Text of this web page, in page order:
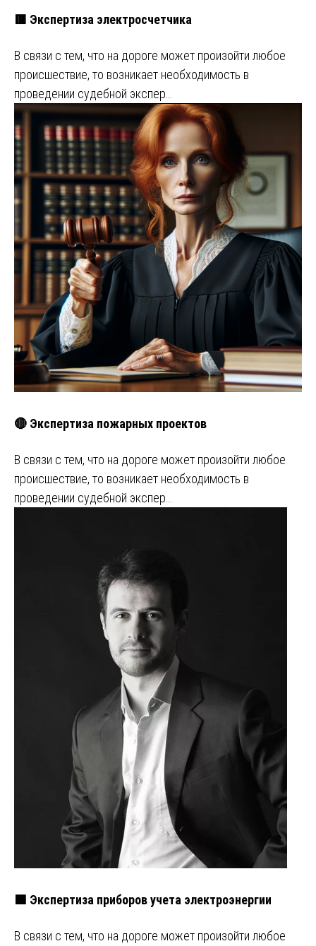
🟥 Экспертиза электросчетчика
В связи с тем, что на дороге может произойти любое
происшествие, то возникает необходимость в
проведении судебной экспер…
🔴 Экспертиза пожарных проектов
В связи с тем, что на дороге может произойти любое
происшествие, то возникает необходимость в
проведении судебной экспер…
🟩 Экспертиза приборов учета электроэнергии
В связи с тем, что на дороге может произойти любое